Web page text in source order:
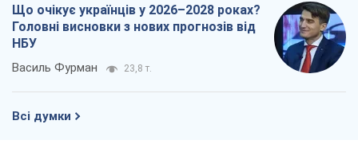
Що очікує українців у 2026–2028 роках?
Головні висновки з нових прогнозів від
НБУ
Василь Фурман 23,8 т.
Всі думки